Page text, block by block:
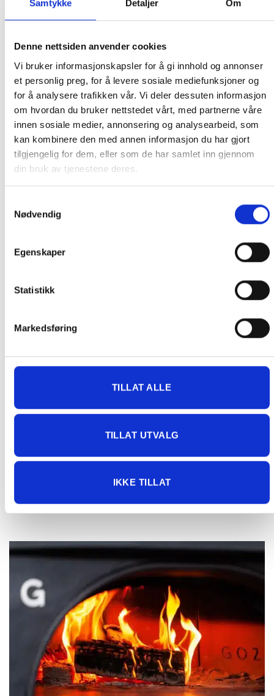
Samtykke Detaljer Om
Denne nettsiden anvender cookies
Vi bruker informasjonskapsler for å gi innhold og annonser
et personlig preg, for å levere sosiale mediefunksjoner og
for å analysere trafikken vår. Vi deler dessuten informasjon
om hvordan du bruker nettstedet vårt, med partnerne våre
innen sosiale medier, annonsering og analysearbeid, som
kan kombinere den med annen informasjon du har gjort
tilgjengelig for dem, eller som de har samlet inn gjennom
din bruk av tjenestene deres.
Nødvendig
Egenskaper
Statistikk
Markedsføring
TILLAT ALLE
TILLAT UTVALG
IKKE TILLAT
Levende ild
tilbereding ved temperaturer opp til
biff, sprø fisk eller forkullede
grønnsaker.
Bare åpne luftventilen for å tillate full
luftstrøm til bålet ditt, fortsett å tilsette
ingredienser, kun mulig med en vedfyrt
ovn.
designet uten kompromisser for best mulig
av ingeniørarbeidet slik at du kan nyte matlagingen.
Stek, røyk, damp eller bake. Superrask eller lav og
sakte. Et eventyr hver gang.